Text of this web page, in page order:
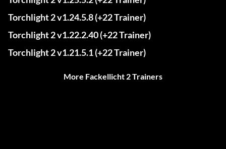
Torchlight 2 v1.24.5.8 (+22 Trainer)
Torchlight 2 v1.22.2.40 (+22 Trainer)
Torchlight 2 v1.21.5.1 (+22 Trainer)
More Fackellicht 2 Trainers